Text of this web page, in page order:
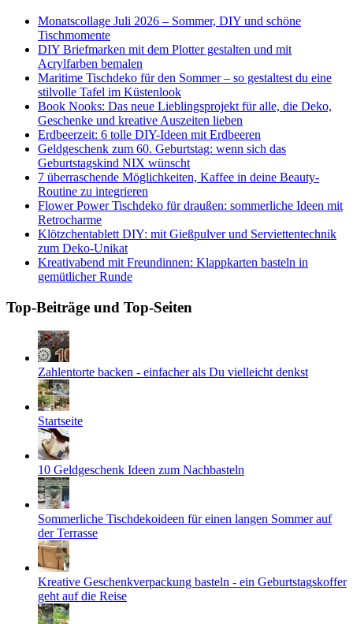
Monatscollage Juli 2026 – Sommer, DIY und schöne
Tischmomente
DIY Briefmarken mit dem Plotter gestalten und mit
Acrylfarben bemalen
Maritime Tischdeko für den Sommer – so gestaltest du eine
stilvolle Tafel im Küstenlook
Book Nooks: Das neue Lieblingsprojekt für alle, die Deko,
Geschenke und kreative Auszeiten lieben
Erdbeerzeit: 6 tolle DIY-Ideen mit Erdbeeren
Geldgeschenk zum 60. Geburtstag: wenn sich das
Geburtstagskind NIX wünscht
7 überraschende Möglichkeiten, Kaffee in deine Beauty-
Routine zu integrieren
Flower Power Tischdeko für draußen: sommerliche Ideen mit
Retrocharme
Klötzchentablett DIY: mit Gießpulver und Serviettentechnik
zum Deko-Unikat
Kreativabend mit Freundinnen: Klappkarten basteln in
gemütlicher Runde
Top-Beiträge und Top-Seiten
Zahlentorte backen - einfacher als Du vielleicht denkst
Startseite
10 Geldgeschenk Ideen zum Nachbasteln
Sommerliche Tischdekoideen für einen langen Sommer auf
der Terrasse
Kreative Geschenkverpackung basteln - ein Geburtstagskoffer
geht auf die Reise